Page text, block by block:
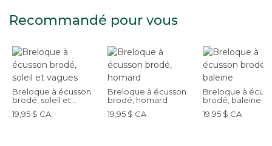
Recommandé pour vous
Breloque à écusson
brodé, soleil et
vagues
19,95 $ CA
Breloque à écusson
brodé, homard
19,95 $ CA
Breloque à
brodé, baleine
19,95 $ CA